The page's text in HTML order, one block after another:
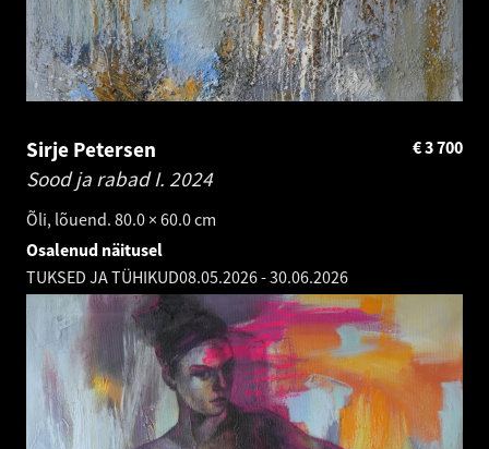
Sirje Petersen
Sood ja rabad I. 2024
Õli, lõuend. 80.0 × 60.0 cm
3 700
€
Osalenud näitusel
TUKSED JA TÜHIKUD08.05.2026-30.06.2026